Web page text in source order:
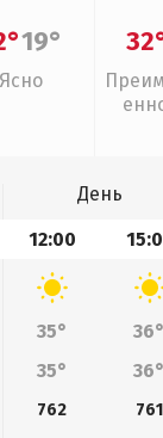
19°
Ясно
День
12:00
35° 36°
35° 36°
762 761